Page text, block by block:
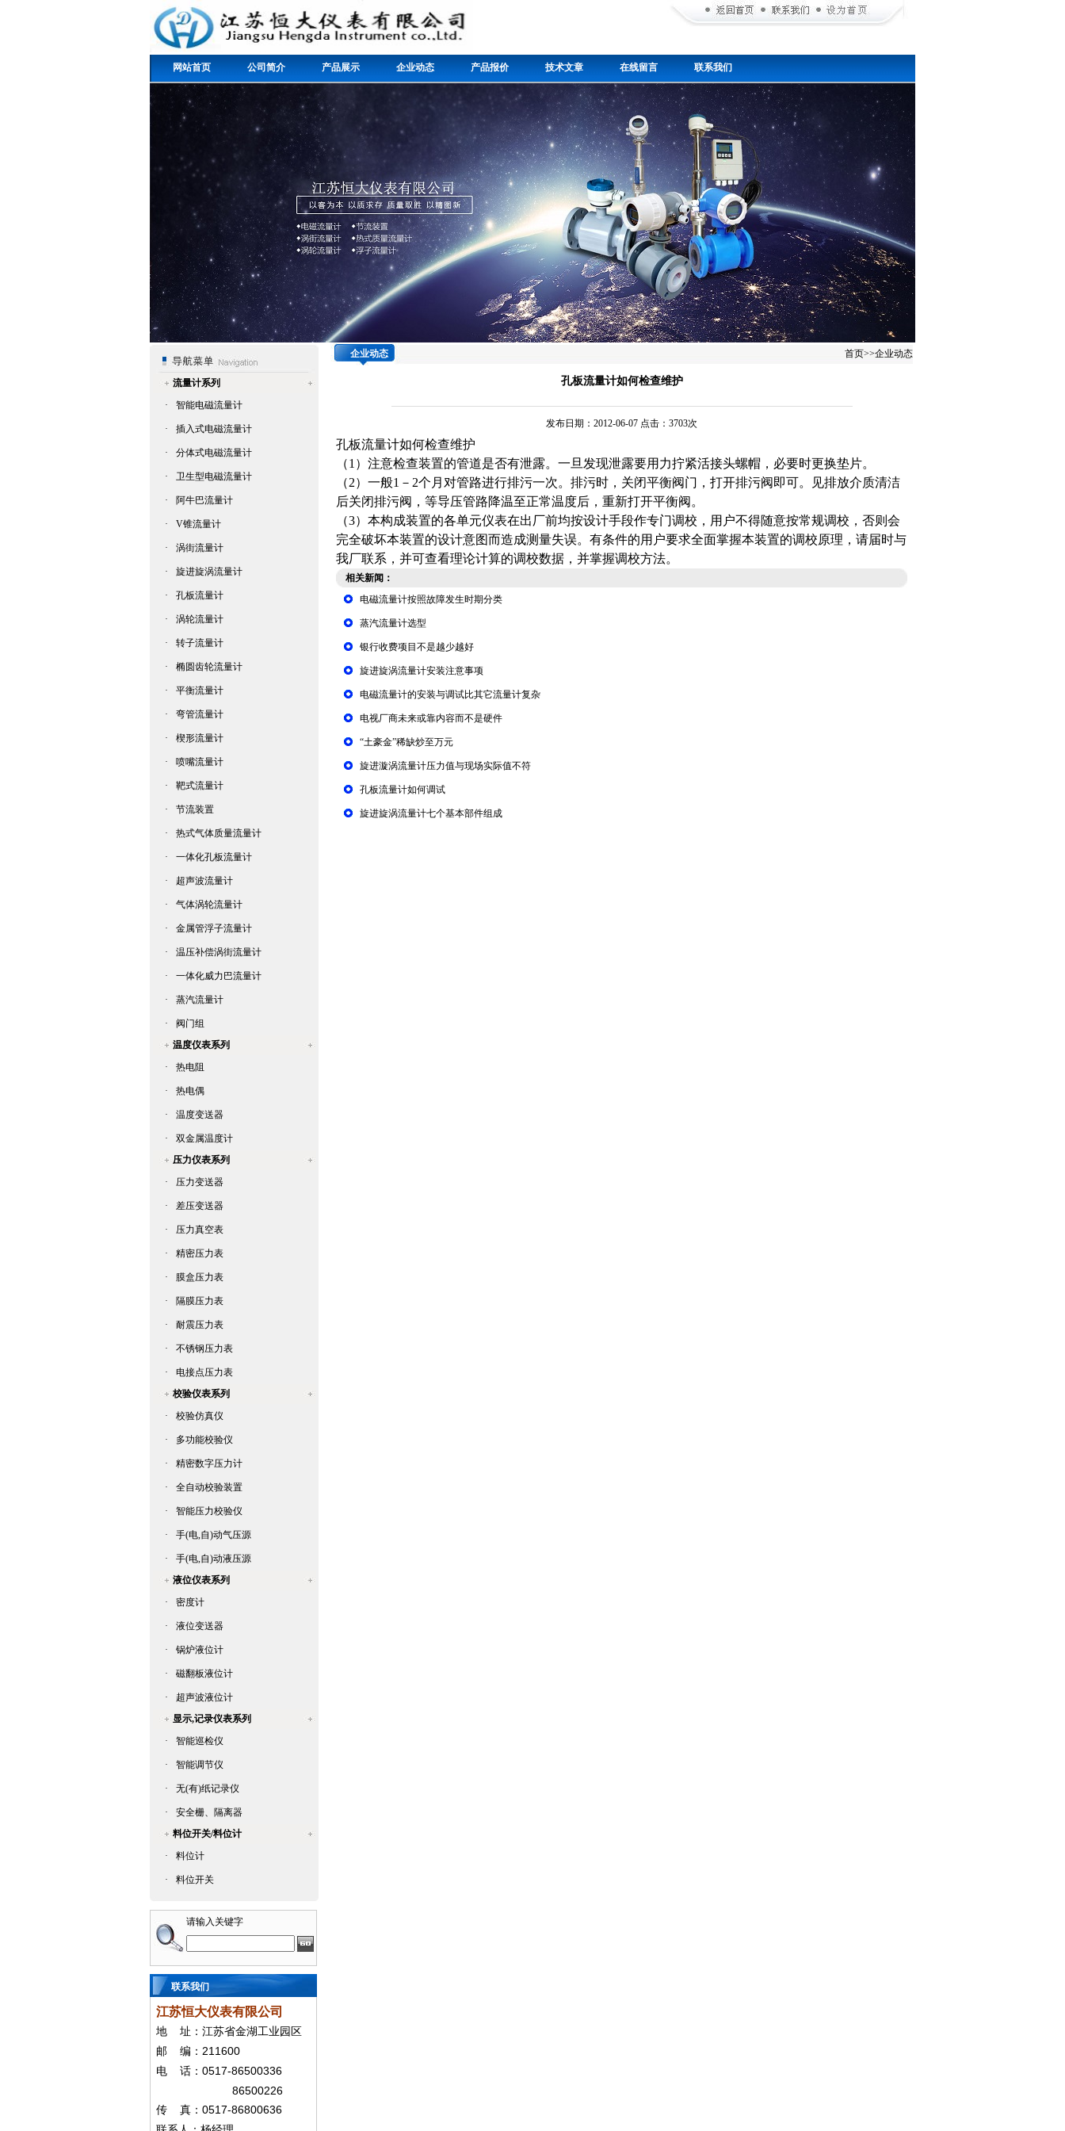
网站首页 公司简介 产品展示 企业动态 产品报价 技术文章 在线留言 联系我们
流量计系列
·
智能电磁流量计
· 插入式电磁流量计
· 分体式电磁流量计
· 卫生型电磁流量计
· 阿牛巴流量计
· V锥流量计
· 涡街流量计
· 旋进旋涡流量计
· 孔板流量计
· 涡轮流量计
· 转子流量计
· 椭圆齿轮流量计
· 平衡流量计
· 弯管流量计
· 楔形流量计
· 喷嘴流量计
· 靶式流量计
· 节流装置
· 热式气体质量流量计
· 一体化孔板流量计
· 超声波流量计
· 气体涡轮流量计
· 金属管浮子流量计
· 温压补偿涡街流量计
· 一体化威力巴流量计
· 蒸汽流量计
·
阀门组
温度仪表系列
·
热电阻
· 热电偶
· 温度变送器
·
双金属温度计
压力仪表系列
·
压力变送器
· 差压变送器
· 压力真空表
· 精密压力表
· 膜盒压力表
· 隔膜压力表
· 耐震压力表
· 不锈钢压力表
·
电接点压力表
校验仪表系列
·
校验仿真仪
· 多功能校验仪
· 精密数字压力计
· 全自动校验装置
· 智能压力校验仪
· 手(电,自)动气压源
·
手(电,自)动液压源
液位仪表系列
·
密度计
· 液位变送器
· 锅炉液位计
· 磁翻板液位计
·
超声波液位计
显示,记录仪表系列
·
智能巡检仪
· 智能调节仪
· 无(有)纸记录仪
·
安全栅、隔离器
料位开关/料位计
·
料位计
· 料位开关
请输入关键字
联系我们
江苏恒大仪表有限公司
地
址：江苏省金湖工业园区
邮
编： 211600
电 话： 0517-86500336
86500226
传 真： 0517-86800636
企业动态 首页>>企业动态
孔板流量计如何检查维护
发布日期：2012-06-07 点击：3703次
孔板流量计如何检查维护
（1）注意检查装置的管道是否有泄露。一旦发现泄露要用力拧紧活接头螺帽，必要时更换垫片。
（2）一般1－2个月对管路进行排污一次。排污时，关闭平衡阀门，打开排污阀即可。见排放介质清洁
后关闭排污阀，等导压管路降温至正常温度后，重新打开平衡阀。
（3）本构成装置的各单元仪表在出厂前均按设计手段作专门调校，用户不得随意按常规调校，否则会
完全破坏本装置的设计意图而造成测量失误。有条件的用户要求全面掌握本装置的调校原理，请届时与
我厂联系，并可查看理论计算的调校数据，并掌握调校方法。
相关新闻：
电磁流量计按照故障发生时期分类
蒸汽流量计选型
银行收费项目不是越少越好
旋进旋涡流量计安装注意事项
电磁流量计的安装与调试比其它流量计复杂
电视厂商未来或靠内容而不是硬件
“土豪金”稀缺炒至万元
旋进漩涡流量计压力值与现场实际值不符
孔板流量计如何调试
旋进旋涡流量计七个基本部件组成